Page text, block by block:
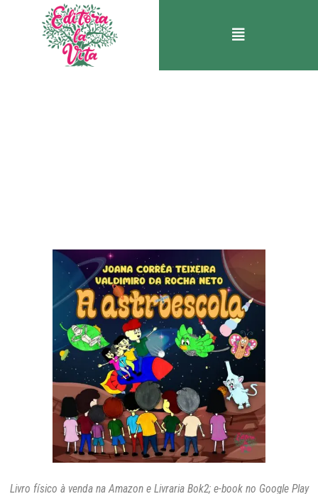
Livro físico à venda na Amazon e Livraria Bok2; e-book no Google Play